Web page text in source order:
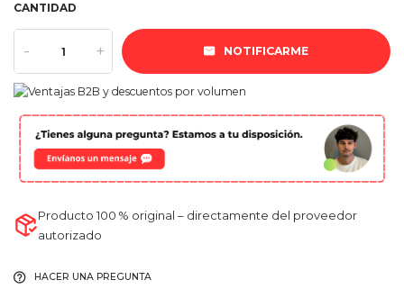
CANTIDAD
- + NOTIFICARME
Producto 100 % original – directamente del proveedor
autorizado
HACER UNA PREGUNTA